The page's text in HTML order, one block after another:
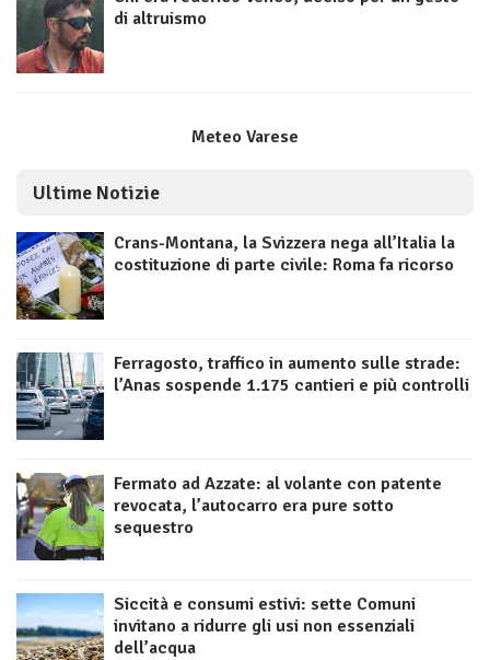
di altruismo
Meteo Varese
Ultime Notizie
Crans-Montana, la Svizzera nega all’Italia la
costituzione di parte civile: Roma fa ricorso
Ferragosto, traffico in aumento sulle strade:
l’Anas sospende 1.175 cantieri e più controlli
Fermato ad Azzate: al volante con patente
revocata, l’autocarro era pure sotto
sequestro
Siccità e consumi estivi: sette Comuni
invitano a ridurre gli usi non essenziali
dell’acqua